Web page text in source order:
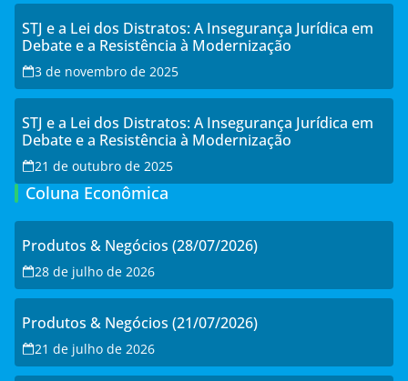
STJ e a Lei dos Distratos: A Insegurança Jurídica em
Debate e a Resistência à Modernização
3 de novembro de 2025
STJ e a Lei dos Distratos: A Insegurança Jurídica em
Debate e a Resistência à Modernização
21 de outubro de 2025
Coluna Econômica
Produtos & Negócios (28/07/2026)
28 de julho de 2026
Produtos & Negócios (21/07/2026)
21 de julho de 2026